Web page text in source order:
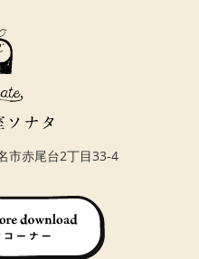
市赤尾台2丁目33-4